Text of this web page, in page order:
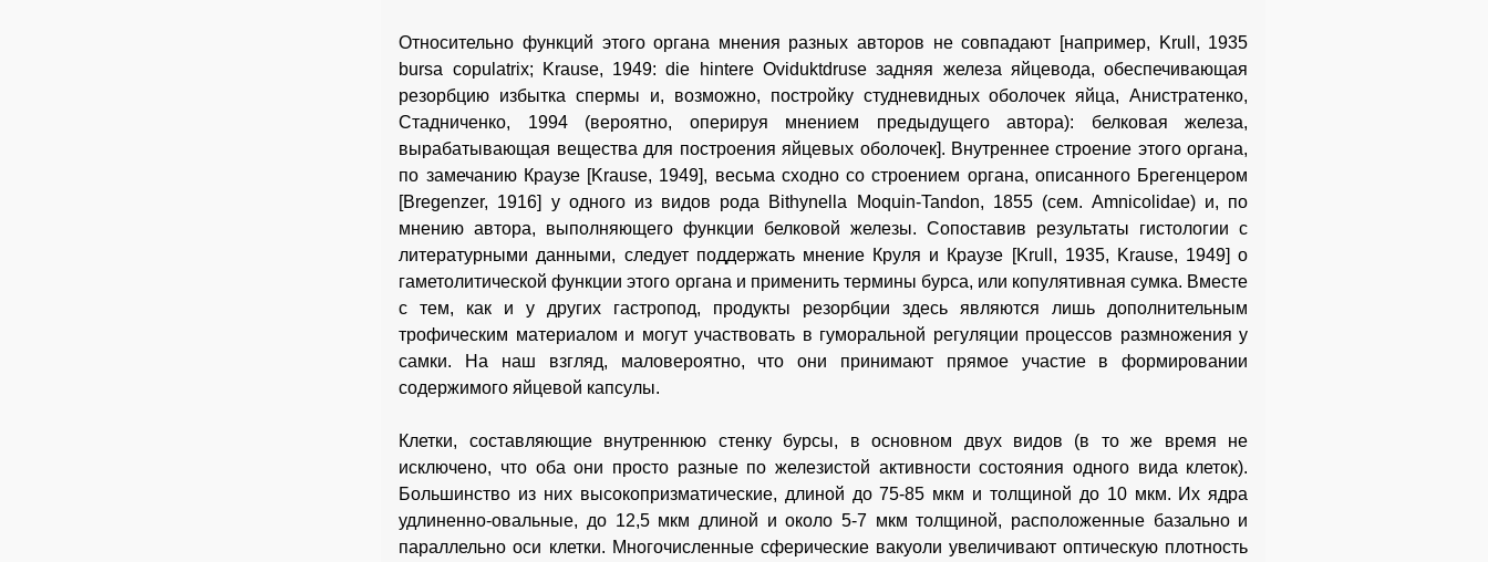
Относительно функций этого органа мнения разных авторов не совпадают [например, Krull, 1935
bursa copulatrix; Krause, 1949: die hintere Oviduktdruse задняя железа яйцевода, обеспечивающая
резорбцию избытка спермы и, возможно, постройку студневидных оболочек яйца, Анистратенко,
Стадниченко, 1994 (вероятно, оперируя мнением предыдущего автора): белковая железа,
вырабатывающая вещества для построения яйцевых оболочек]. Внутреннее строение этого органа,
по замечанию Краузе [Krause, 1949], весьма сходно со строением органа, описанного Брегенцером
[Bregenzer, 1916] у одного из видов рода Bithynella Moquin-Tandon, 1855 (сем. Amnicolidae) и, по
мнению автора, выполняющего функции белковой железы. Сопоставив результаты гистологии с
литературными данными, следует поддержать мнение Круля и Краузе [Krull, 1935, Krause, 1949] о
гаметолитической функции этого органа и применить термины бурса, или копулятивная сумка. Вместе
с тем, как и у других гастропод, продукты резорбции здесь являются лишь дополнительным
трофическим материалом и могут участвовать в гуморальной регуляции процессов размножения у
самки. На наш взгляд, маловероятно, что они принимают прямое участие в формировании
содержимого яйцевой капсулы.
Клетки, составляющие внутреннюю стенку бурсы, в основном двух видов (в то же время не
исключено, что оба они просто разные по железистой активности состояния одного вида клеток).
Большинство из них высокопризматические, длиной до 75-85 мкм и толщиной до 10 мкм. Их ядра
удлиненно-овальные, до 12,5 мкм длиной и около 5-7 мкм толщиной, расположенные базально и
параллельно оси клетки. Многочисленные сферические вакуоли увеличивают оптическую плотность